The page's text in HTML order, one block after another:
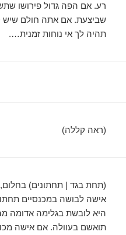
רע. אם הפה גדול פירושו
שביצעת. אם אתה חולם שיש
תהיה לך אי נוחות זמנית….
(ראה קללה)
(תחת בגד | תחתונים)
אישה לבושה במכנסיים
היא לובשת בגלימה אדומה
תואשם בעוולה. אם אישה